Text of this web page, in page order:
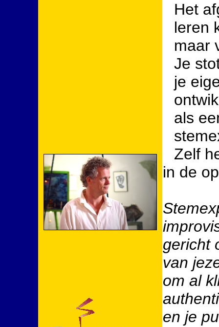
Het
leren
maar
Je
je
als
Zelf
in de
gericht
van
om al
en je